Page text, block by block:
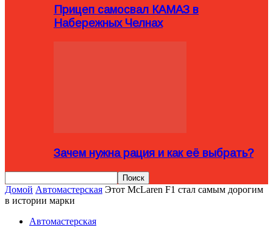
Прицеп самосвал КАМАЗ в
Набережных Челнах
Зачем нужна рация и как её выбрать?
Домой Автомастерская Этот McLaren F1 стал самым дорогим
в истории марки
Автомастерская